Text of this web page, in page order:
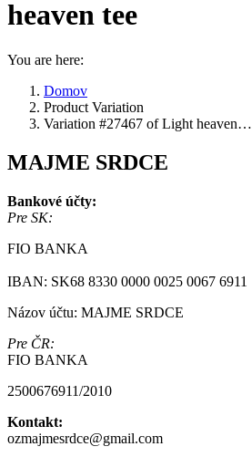
heaven tee
You are here:
Domov
Product Variation
Variation #27467 of Light heaven…
MAJME SRDCE
Bankové účty:
Pre SK:
FIO BANKA
IBAN: SK68 8330 0000 0025 0067 6911
Názov účtu: MAJME SRDCE
Pre ČR:
FIO BANKA
2500676911/2010
Kontakt:
ozmajmesrdce@gmail.com